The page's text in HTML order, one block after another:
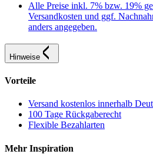
Alle Preise inkl. 7% bzw. 19%
Versandkosten und ggf.
anders angegeben.
Hinweise
Vorteile
Versand kostenlos innerhalb
100 Tage Rückgaberecht
Flexible Bezahlarten
Mehr Inspiration